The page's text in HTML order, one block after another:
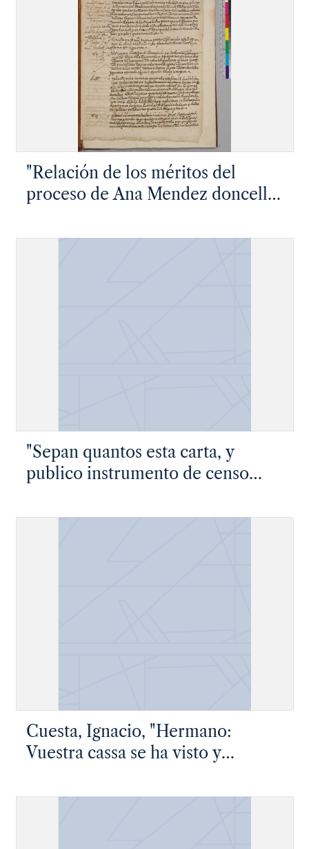
"Relación de los méritos del
proceso de Ana Mendez doncella
Rodriguez..."
"Sepan quantos esta carta, y
publico instrumento de censo
Cuesta, Ignacio, "Hermano:
Vuestra cassa se ha visto y